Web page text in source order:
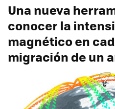
Una nueva
conocer la
magnético en
migración de un